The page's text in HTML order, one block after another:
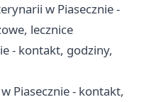
w Piasecznie -
lecznice
- kontakt, godziny,
Piasecznie - kontakt,